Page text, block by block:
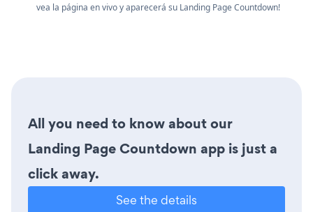
vea la página en vivo y aparecerá su Landing Page Countdown!
All you need to know about our
Landing Page Countdown app is just a
click away.
See the details